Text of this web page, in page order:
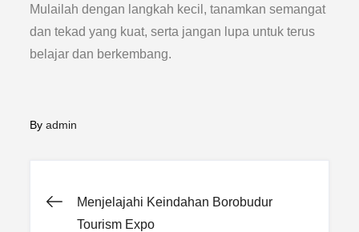
Mulailah dengan langkah kecil, tanamkan semangat
dan tekad yang kuat, serta jangan lupa untuk terus
belajar dan berkembang.
Byadmin
Post
Menjelajahi Keindahan Borobudur
Tourism Expo